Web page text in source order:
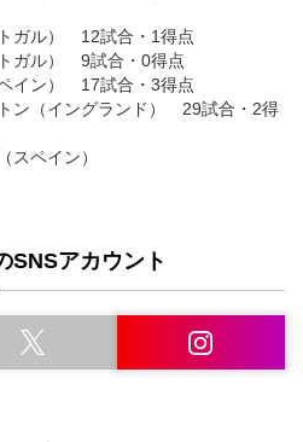
ガル） 12試合・1得点
ガル） 9試合・0得点
イン） 17試合・3得点
ン（イングランド） 29試合・2得
ペイン）
SNSアカウント